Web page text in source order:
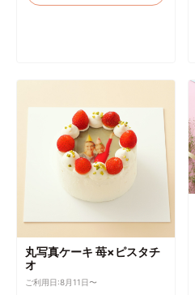
丸写真ケーキ 苺×ピスタチ
オ
ご利用日:8月11日〜